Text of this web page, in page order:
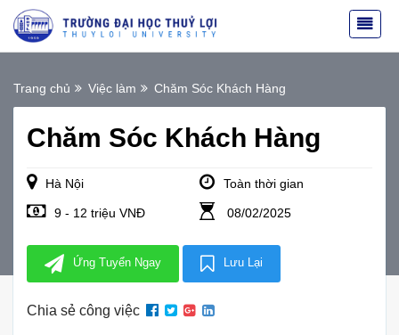
Trang chủ Việc làm Chăm Sóc Khách Hàng
Chăm Sóc Khách Hàng
Hà Nội Toàn thời gian
9 - 12 triệu VNĐ 08/02/2025
Ứng Tuyển Ngay Lưu Lại
Chia sẻ công việc